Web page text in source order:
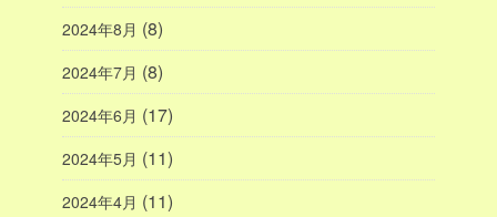
2024年8月 (8)
2024年7月 (8)
2024年6月 (17)
2024年5月 (11)
2024年4月 (11)